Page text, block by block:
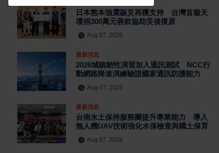
日本熊本強震賑災再獲支持 台灣首廟天
壇捐300萬元善款協助災後復原
Aug 07, 2026
最新消息
2026城鎮韌性演習加入通訊測試 NCC行
動網路降速演練驗證國家通訊防護能力
Aug 07, 2026
最新消息
台南水土保持服務團提升專業能力 導入
無人機UAV技術強化水保檢查與國土保育
Aug 07, 2026
訂閱